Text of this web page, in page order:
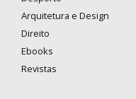
Arquitetura e Design
Direito
Ebooks
Revistas